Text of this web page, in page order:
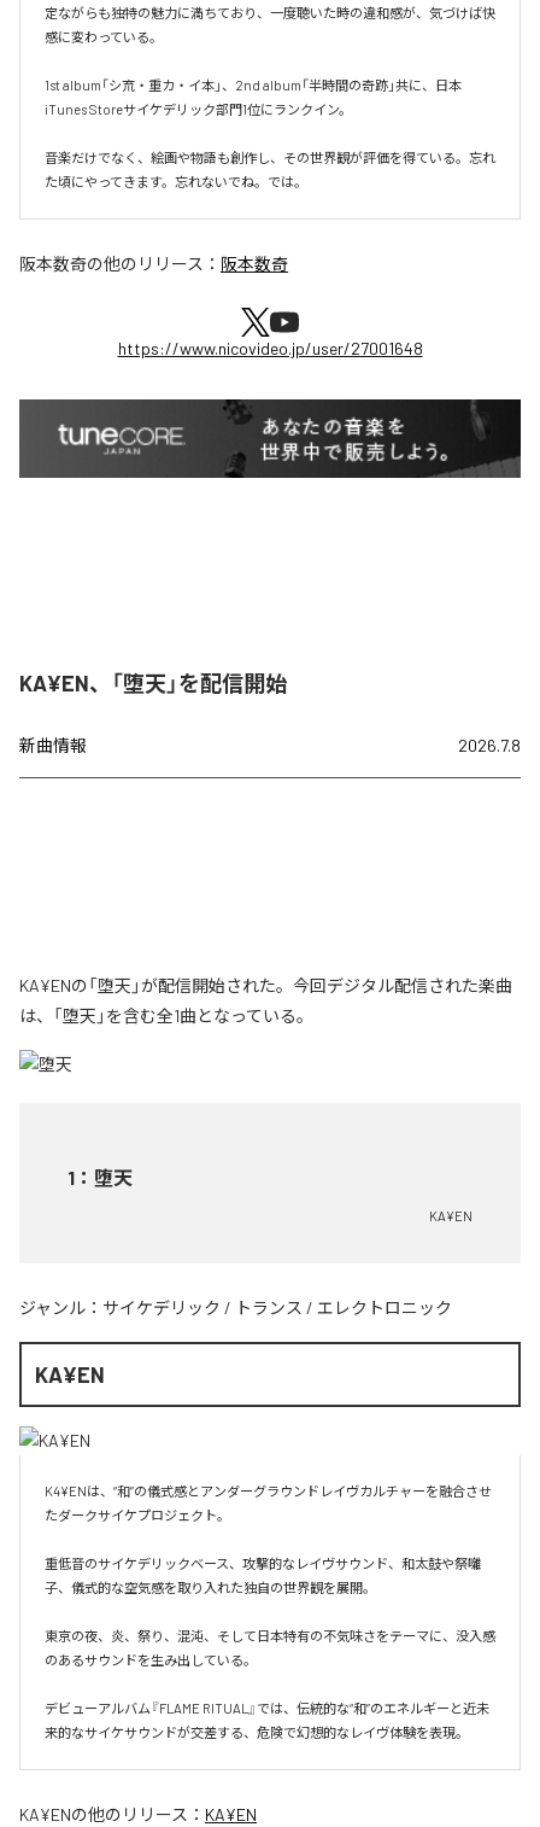
定ながらも独特の魅力に満ちており、一度聴いた時の違和感が、気づけば快
感に変わっている。
1st album「シ㐬・重カ・イ本」、2nd album「半時間の奇跡」共に、日本
iTunes Storeサイケデリック部門1位にランクイン。
音楽だけでなく、絵画や物語も創作し、その世界観が評価を得ている。忘れ
た頃にやってきます。忘れないでね。では。
阪本数奇の他のリリース： 阪本数奇
https://www.nicovideo.jp/user/27001648
KA¥EN、「堕天」を配信開始
新曲情報 2026.7.8
KA¥ENの「堕天」が配信開始された。今回デジタル配信された楽曲
は、「堕天」を含む全1曲となっている。
1 ： 堕天
KA¥EN
ジャンル： サイケデリック / トランス / エレクトロニック
KA¥EN
K4¥ENは、“和”の儀式感とアンダーグラウンドレイヴカルチャーを融合させ
たダークサイケプロジェクト。
重低音のサイケデリックベース、攻撃的なレイヴサウンド、和太鼓や祭囃
子、儀式的な空気感を取り入れた独自の世界観を展開。
東京の夜、炎、祭り、混沌、そして日本特有の不気味さをテーマに、没入感
のあるサウンドを生み出している。
デビューアルバム『FLAME RITUAL』では、伝統的な“和”のエネルギーと近未
来的なサイケサウンドが交差する、危険で幻想的なレイヴ体験を表現。
KA¥ENの他のリリース： KA¥EN